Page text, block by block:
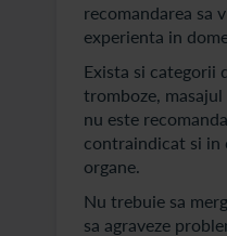
recomandarea sa
experienta in
Exista si categorii
tromboze,
nu este
contraindicat si in
organe.
Nu trebuie sa
sa agraveze